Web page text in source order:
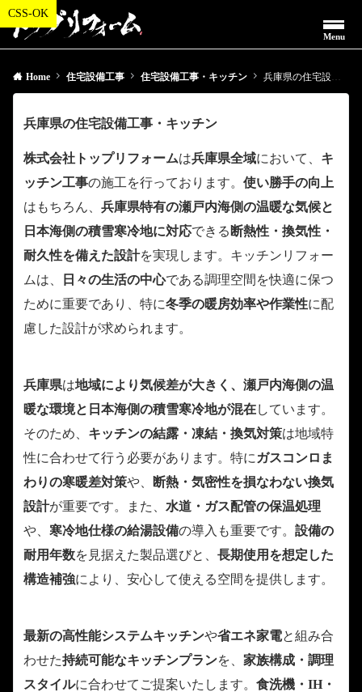
Menu
Home 住宅設備工事 住宅設備工事・キッチン 兵庫県の住宅設備工事・キッチン
兵庫県の住宅設備工事・キッチン
株式会社トップリフォームは兵庫県全域において、 キ
ッチン工事の施工を行っております。 使い勝手の向上
はもちろん、 兵庫県特有の瀬戸内海側の温暖な気候と
日本海側の積雪寒冷地に対応できる 断熱性・換気性・
耐久性を備えた設計を実現します。キッチンリフォー
ムは、
日々の生活の中心である調理空間を快適に保つ
ために重要であり、特に冬季の暖房効率や作業性に配
慮した設計が求められます。
兵庫県は地域により気候差が大きく、瀬戸内海側の温
暖な環境と日本海側の積雪寒冷地が混在しています。
そのため、 キッチンの結露・凍結・換気対策は地域特
性に合わせて行う必要があります。特に ガスコンロま
わりの寒暖差対策や、
断熱・気密性を損なわない換気
設計が重要です。また、 水道・ガス配管の保温処理
や、 寒冷地仕様の給湯設備の導入も重要です。 設備の
耐用年数を見据えた製品選びと、 長期使用を想定した
構造補強により、安心して使える空間を提供します。
最新の高性能システムキッチンや省エネ家電と組み合
わせた持続可能なキッチンプランを、 家族構成・調理
スタイルに合わせてご提案いたします。 食洗機・IH・